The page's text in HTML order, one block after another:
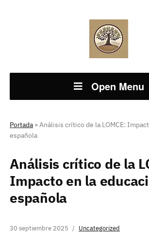
Open Menu
Portada »Análisis crítico de la LOMCE:
española
Análisis crítico de la
Impacto en la
española
30 septiembre 2025 Uncategorized